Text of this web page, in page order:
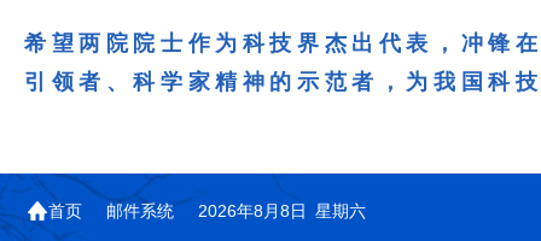
希望两院院士作为科技界杰出代表，冲锋
引领者、科学家精神的示范者，为我国科
首页 邮件系统 2026年8月8日 星期六